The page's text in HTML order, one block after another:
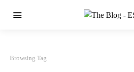
Browsing Tag